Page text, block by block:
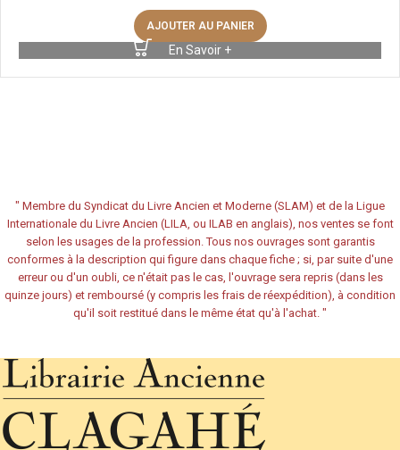
AJOUTER AU PANIER
En Savoir +
" Membre du Syndicat du Livre Ancien et Moderne (SLAM) et de la Ligue
Internationale du Livre Ancien (LILA, ou ILAB en anglais), nos ventes se font
selon les usages de la profession. Tous nos ouvrages sont garantis
conformes à la description qui figure dans chaque fiche ; si, par suite d'une
erreur ou d'un oubli, ce n'était pas le cas, l'ouvrage sera repris (dans les
quinze jours) et remboursé (y compris les frais de réexpédition), à condition
qu'il soit restitué dans le même état qu'à l'achat. "